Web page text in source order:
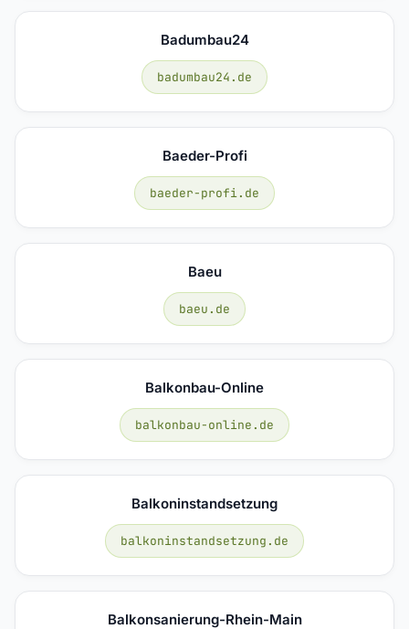
Badumbau24
badumbau24.de
Baeder-Profi
baeder-profi.de
Baeu
baeu.de
Balkonbau-Online
balkonbau-online.de
Balkoninstandsetzung
balkoninstandsetzung.de
Balkonsanierung-Rhein-Main